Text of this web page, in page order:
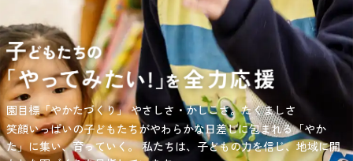
負担の少ない介護、ふれあいを大切にする介護、笑顔が溢れている
介護を目指して。
愛知・岐阜・長野の3県下で38施設・151事業所の介護関連事業所を運
園目標「やかたづくり」やさしさ・かしこさ。たくましさ
笑顔いっぱいの子どもたちがやわらかな日差しに包まれる「やか
た」に集い、育っていく。私たちは、子どもの力を信じ、地域に開
サンサン・スクール東山公園では、小学生の児童が放課後安心して
過ごせる環境を提供するとともに、宿題・クラブ活動(英語・習字・
選択)などの学習面にも力を入れて行っている学童保育所です。
特別養護老人ホーム
短期入所生活介護
通所介護
居宅介護支援
グレイスフル砧公園
東京都世田谷区大蔵 3丁目4番12号
お問い合わせ先